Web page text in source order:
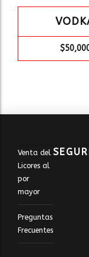
$
Venta del
Licores al
por
mayor
Preguntas
Frecuentes